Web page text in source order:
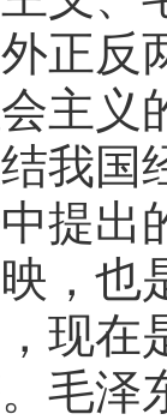
正反
主义
我国
提出
，也
现在
毛泽